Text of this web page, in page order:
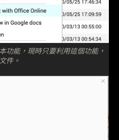
功能，現時只要利用這個功能，
件。